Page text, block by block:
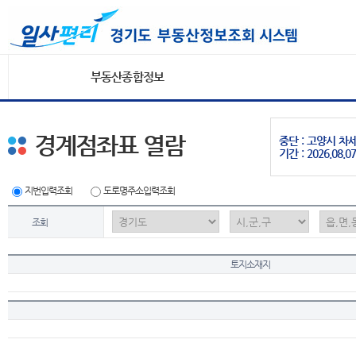
부동산종합정보
중단 : 고양시 차
기간 :
경계점좌표 열람
지번입력조회 도로명주소입력조회
조회
토지소재지